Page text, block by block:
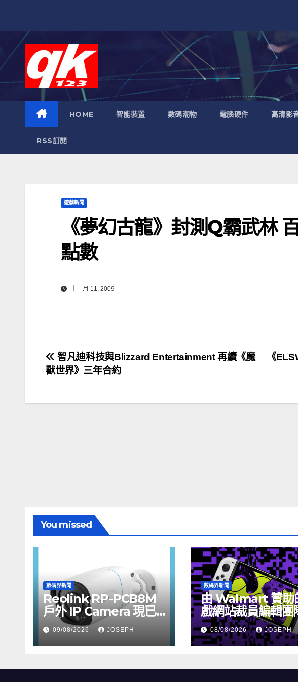
HOME 智能裝置 數碼潮物 電腦硬件 高清影
RSS訂閱
遊戲新聞
《夢幻古龍》封測Q霸武林
點數
十一月 11, 2009
文
章
導
《
智凡迪科技與Blizzard Entertainment 再續《魔
獸世界》三年合約
You missed
數碼界新聞
Reolink RP-PCB8M
戶外 IP Camera 現已
上市，售價 HK$722
09/08/2026 JOSEPH
數碼界新聞
由 Walmart 贊助
戲網站裁員編輯團
08/08/2026 JOSEPH